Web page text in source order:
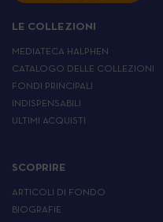
LE COLLEZIONI
MEDIATECA HALPHEN
CATALOGO DELLE COLLEZIONI
FONDI PRINCIPALI
INDISPENSABILI
ULTIMI ACQUISTI
SCOPRIRE
ARTICOLI DI FONDO
BIOGRAFIE